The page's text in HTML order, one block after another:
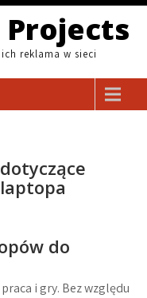
Projects
reklama w sieci
do
i gry. Bez względu